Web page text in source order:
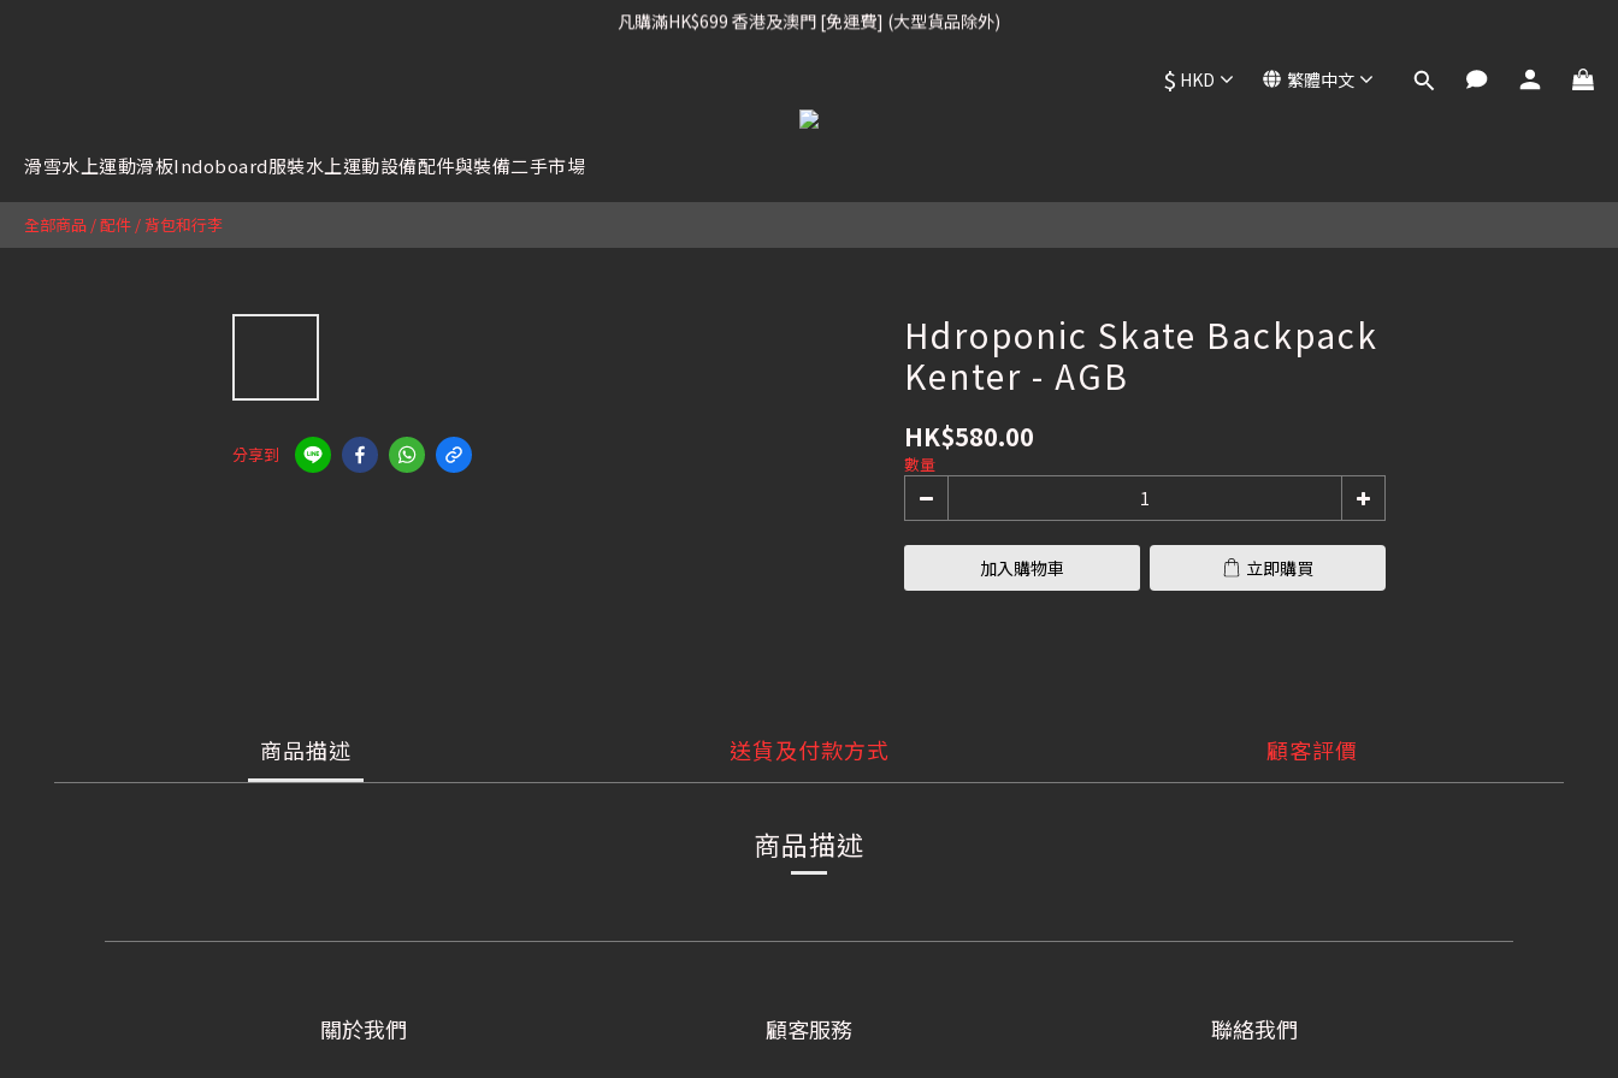
凡購滿HK$699 香港及澳門 [免運費] (大型貨品除外)
凡購滿HK$699 香港及澳門 [免運費] (大型貨品除外)
我們提供全球運送服務。（請查看運送政策）
$ HKD 繁體中文
滑雪水上運動滑板Indoboard服裝水上運動設備配件與裝備二手市場
全部商品 /配件 /背包和行李
分享到
Hdroponic Skate Backpack
Kenter - AGB
HK$580.00
數量
加入購物車 立即購買
商品描述 送貨及付款方式 顧客評價
商品描述
立即購買
關於我們 顧客服務 聯絡我們